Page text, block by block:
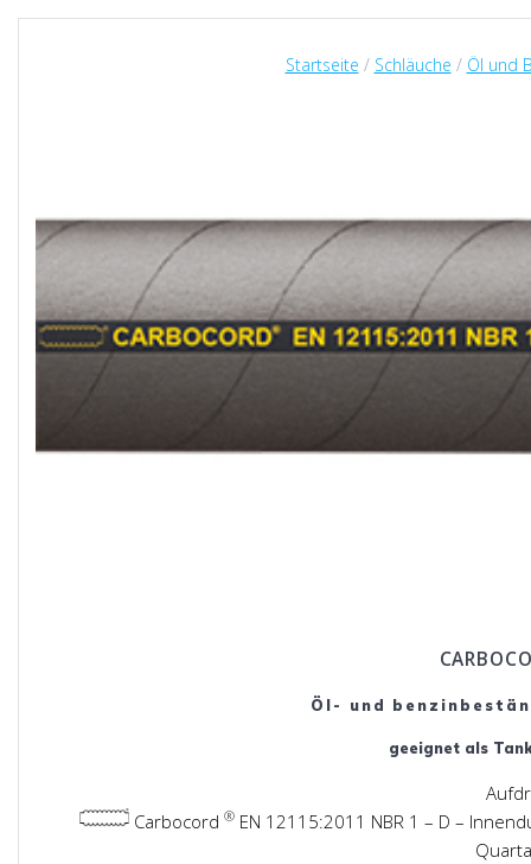
Startseite / Schläuche / Öl und
Öl- und
geeignet als
Carbocord ®EN 12115:2011 NBR 1 – D –